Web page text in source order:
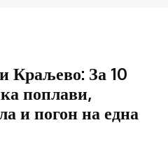
Краљево: За 10
поплави,
и погон на една